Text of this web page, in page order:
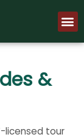
&
licensed tour